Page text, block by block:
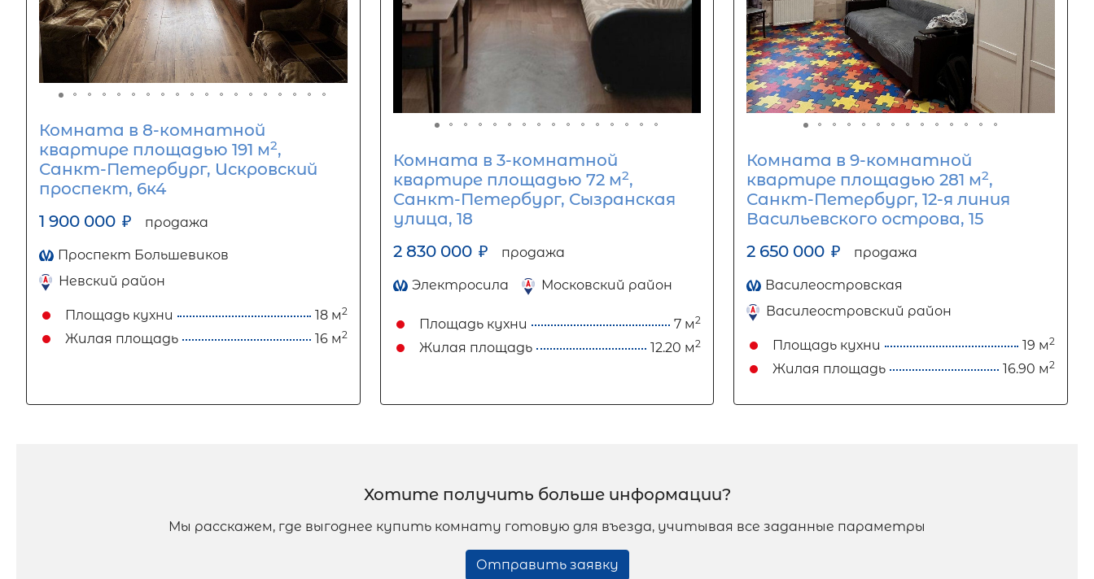
Комната в 8-комнатной
квартире площадью 191 м2,
Санкт-Петербург, Искровский
проспект, 6к4
1 900 000 ₽ продажа
Проспект Большевиков
Невский район
Площадь кухни 18 м2
Жилая площадь 16 м2
Комната в 3-комнатной
квартире площадью 72 м2,
Санкт-Петербург, Сызранская
улица, 18
2 830 000 ₽ продажа
Электросила Московский район
Площадь кухни 7 м2
Жилая площадь 12.20 м2
Комната в 9-комнатной
квартире площадью 281 м2,
Санкт-Петербург, 12-я линия
Васильевского острова, 15
2 650 000 ₽ продажа
Василеостровская
Василеостровский район
Площадь кухни 19 м2
Жилая площадь 16.90 м2
Хотите получить больше информации?
Мы расскажем, где выгоднее купить комнату готовую для въезда, учитывая все заданные параметры
Отправить заявку